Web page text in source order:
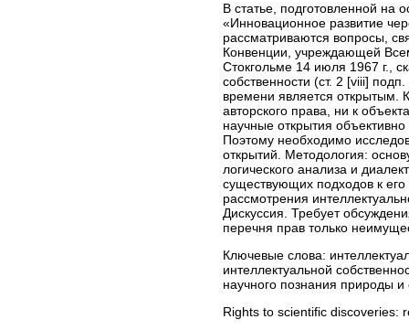
В статье, подготовленной
«Инновационное развитие
рассматриваются вопросы,
Конвенции, учреждающей
Стокгольме 14 июля 1967 г.,
собственности (ст. 2 [viii]
времени является открытым.
авторского права, ни к
научные открытия
Поэтому необходимо
открытий. Методология:
логического анализа и
существующих подходов к
рассмотрения
Дискуссия. Требует
перечня прав только
Ключевые слова:
интеллектуальной
научного познания природы
Rights to scientific discoveries: